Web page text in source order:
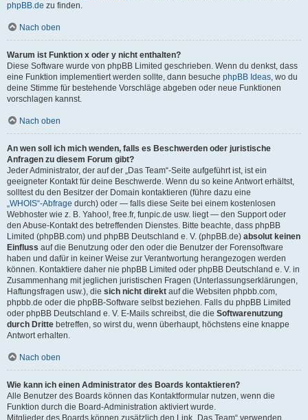
phpBB.de zu finden.
Nach oben
Warum ist Funktion x oder y nicht enthalten?
Diese Software wurde von phpBB Limited geschrieben. Wenn du denkst, dass
eine Funktion implementiert werden sollte, dann besuche phpBB Ideas, wo du
deine Stimme für bestehende Vorschläge abgeben oder neue Funktionen
vorschlagen kannst.
Nach oben
An wen soll ich mich wenden, falls es Beschwerden oder juristische
Anfragen zu diesem Forum gibt?
Jeder Administrator, der auf der „Das Team“-Seite aufgeführt ist, ist ein
geeigneter Kontakt für deine Beschwerde. Wenn du so keine Antwort erhältst,
solltest du den Besitzer der Domain kontaktieren (führe dazu eine
„WHOIS“-Abfrage durch) oder — falls diese Seite bei einem kostenlosen
Webhoster wie z. B. Yahoo!, free.fr, funpic.de usw. liegt — den Support oder
den Abuse-Kontakt des betreffenden Dienstes. Bitte beachte, dass phpBB
Limited (phpBB.com) und phpBB Deutschland e. V. (phpBB.de) absolut keinen
Einfluss auf die Benutzung oder den oder die Benutzer der Forensoftware
haben und dafür in keiner Weise zur Verantwortung herangezogen werden
können. Kontaktiere daher nie phpBB Limited oder phpBB Deutschland e. V. in
Zusammenhang mit jeglichen juristischen Fragen (Unterlassungserklärungen,
Haftungsfragen usw.), die sich nicht direkt auf die Websiten phpbb.com,
phpbb.de oder die phpBB-Software selbst beziehen. Falls du phpBB Limited
oder phpBB Deutschland e. V. E-Mails schreibst, die die Softwarenutzung
durch Dritte betreffen, so wirst du, wenn überhaupt, höchstens eine knappe
Antwort erhalten.
Nach oben
Wie kann ich einen Administrator des Boards kontaktieren?
Alle Benutzer des Boards können das Kontaktformular nutzen, wenn die
Funktion durch die Board-Administration aktiviert wurde.
Mitglieder des Boards können zusätzlich den Link „Das Team“ verwenden.